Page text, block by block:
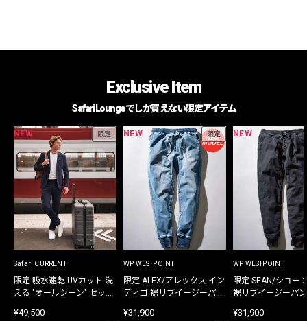
Exclusive Item
Safari Loungeでしか買えない限定アイテム
NEW 限定
Safari CURRENT
限定 吸水速乾 UVカット 洗
える "オールシーン" セット
¥49,500
NEW 限定
WP WESTPOINT
限定 ALEX/アレックス イン
ディゴ 裾リブイージーパン
¥31,900
NEW
WP WESTPOINT
限定 SEAN/ショー
裾リブイージーパ
¥31,900